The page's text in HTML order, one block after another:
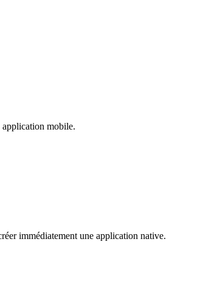
application mobile.
immédiatement une application native.